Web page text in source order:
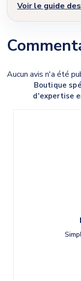
Voir le guide
Aucun avis n'a été
Boutique
d'expertise